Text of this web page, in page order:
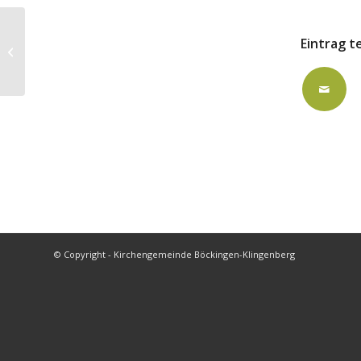
Eintrag
© Copyright - Kirchengemeinde Böckingen-Klingenberg